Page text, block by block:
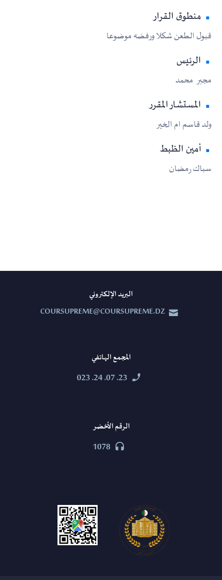
منطوق القرار
قبول الطعن شكلا ورفضه موضوعا
الرئيس
مجبر محمد
المستشار المقرر
ولد قاسم ام الخير
أمين الظبط
سباك رمضان
البريد الإلكتروني


COURSUPREME@COURSUPREME.DZ
المجمع الهاتفي


23. 07. 24. 023
الرقم الأخضر


1078